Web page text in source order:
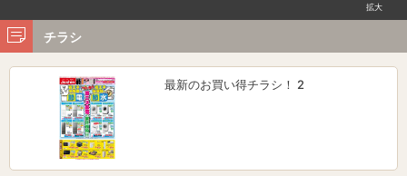
拡大
チラシ
最新のお買い得チラシ！ 2